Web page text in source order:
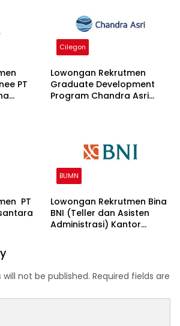
PT
Cilegon
Lowongan Rekrutmen
Graduate Development
Program Chandra Asri
PT
BUMN
Lowongan Rekrutmen Bina
BNI (Teller dan Asisten
Administrasi) Kantor
not be published. Required fields are